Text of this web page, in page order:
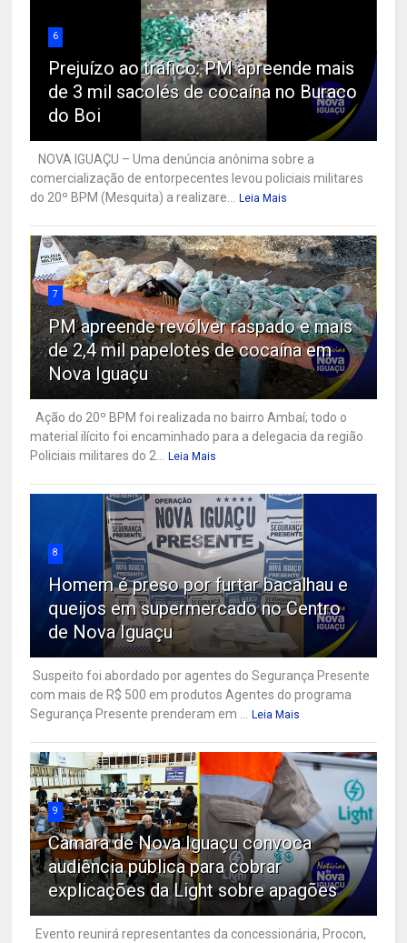
6
Prejuízo ao tráfico: PM apreende mais
de 3 mil sacolés de cocaína no Buraco
do Boi
NOVA IGUAÇU – Uma denúncia anônima sobre a
comercialização de entorpecentes levou policiais militares
do 20º BPM (Mesquita) a realizare... Leia Mais
7
PM apreende revólver raspado e mais
de 2,4 mil papelotes de cocaína em
Nova Iguaçu
Ação do 20º BPM foi realizada no bairro Ambaí; todo o
material ilícito foi encaminhado para a delegacia da região
Policiais militares do 2... Leia Mais
8
Homem é preso por furtar bacalhau e
queijos em supermercado no Centro
de Nova Iguaçu
Suspeito foi abordado por agentes do Segurança Presente
com mais de R$ 500 em produtos Agentes do programa
Segurança Presente prenderam em ... Leia Mais
9
Câmara de Nova Iguaçu convoca
audiência pública para cobrar
explicações da Light sobre apagões
Evento reunirá representantes da concessionária, Procon,